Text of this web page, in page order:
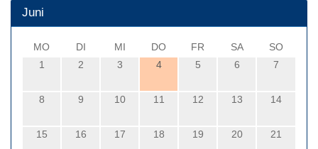
Juni
MO DI MI DO FR SA
SO
1
2 3 4 5 6 7
8 9 10 11 12 13 14
15 16 17 18 19 20 21